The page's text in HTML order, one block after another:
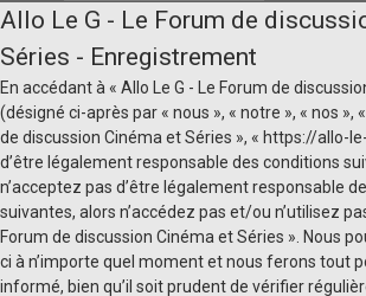
Allo Le G - Le Forum de
Séries - Enregistrement
En accédant à « Allo Le G - Le Forum de
(désigné ci-après par « nous », « notre », « nos »,
de discussion Cinéma et Séries », « https://allo-
d’être légalement responsable des conditions
n’acceptez pas d’être légalement responsable
suivantes, alors n’accédez pas et/ou n’utilisez
Forum de discussion Cinéma et Séries ». Nous
ci à n’importe quel moment et nous ferons tout
informé, bien qu’il soit prudent de vérifier